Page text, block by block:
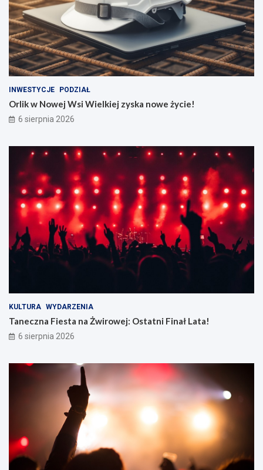
INWESTYCJE PODZIAŁ
Orlik w Nowej Wsi Wielkiej zyska nowe życie!
6 sierpnia 2026
KULTURA WYDARZENIA
Taneczna Fiesta na Żwirowej: Ostatni Finał Lata!
6 sierpnia 2026